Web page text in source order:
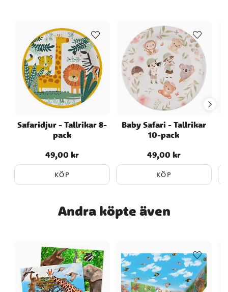
Safaridjur - Tallrikar 8-
pack
Pris:49,00 kr
49,00 kr
KÖP
Baby Safari - Tallrikar
10-pack
Pris:49,00 kr
49,00 kr
KÖP
Andra köpte även